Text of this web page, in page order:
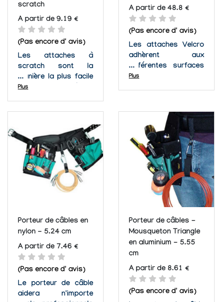
scratch
A partir de 9.19 €
(Pas encore d' avis)
Les attaches à
scratch sont la
manière la plus facile
de garder vos câbles
une fois que vos
câbles en désordre
seront solidement
attachés. Passez
simplement
l'extrémité du...
Plus
A partir de 48.8 €
(Pas encore d' avis)
Les attaches Velcro
adhèrent aux
différentes surfaces
comme le verre, le
multiples applications
de montage.
Parfaites pour le
bureau, l'école, la
maison et l'utilisation
en atelier.
Plus
Porteur de câbles en
nylon - 5.24 cm
A partir de 7.46 €
(Pas encore d' avis)
Le porteur de câble
aidera n'importe
Porteur de câbles -
Mousqueton Triangle
en aluminium - 5.55
cm
A partir de 8.61 €
(Pas encore d' avis)